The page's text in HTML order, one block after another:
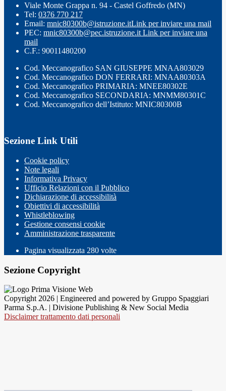
Viale Monte Grappa n. 94 - Castel Goffredo (MN)
Tel: 0376 770 217
Email: mnic80300b@istruzione.itLink per inviare una mail
PEC: mnic80300b@pec.istruzione.it Link per inviare una
mail
C.F.: 90011480200
Cod. Meccanografico SAN GIUSEPPE MNAA803029
Cod. Meccanografico DON FERRARI: MNAA80303A
Cod. Meccanografico PRIMARIA: MNEE80302E
Cod. Meccanografico SECONDARIA: MNMM80301C
Cod. Meccanografico dell’Istituto: MNIC80300B
Sezione Link Utili
Cookie policy
Note legali
Informativa Privacy
Ufficio Relazioni con il Pubblico
Dichiarazione di accessibilità
Obiettivi di accessibilità
Whistleblowing
Gestione consensi cookie
Amministrazione trasparente
Pagina visualizzata 280 volte
Sezione Copyright
Copyright 2026 | Engineered and powered by Gruppo Spaggiari
Parma S.p.A. | Divisione Publishing & New Social Media
Disclaimer trattamento dati personali